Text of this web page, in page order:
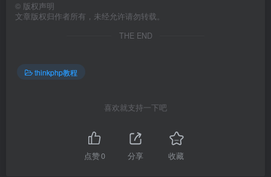
© 版权声明
文章版权归作者所有，未经允许请勿转载。
THE END
thinkphp教程
喜欢就支持一下吧
点赞0 分享 收藏